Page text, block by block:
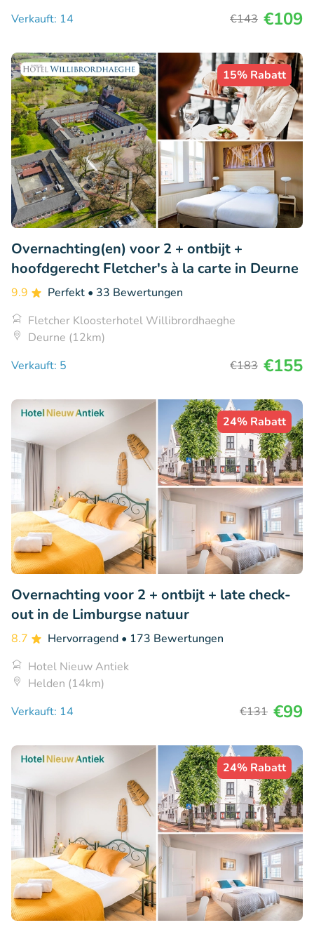
Verkauft: 14
€143 €109
15% Rabatt
Overnachting(en) voor 2 + ontbijt +
hoofdgerecht Fletcher's à la carte in Deurne
9.9 Perfekt • 33 Bewertungen
Fletcher Kloosterhotel Willibrordhaeghe
Deurne (12km)
Verkauft: 5
€183 €155
24% Rabatt
Overnachting voor 2 + ontbijt + late check-
out in de Limburgse natuur
8.7 Hervorragend • 173 Bewertungen
Hotel Nieuw Antiek
Helden (14km)
Verkauft: 14
€131 €99
24% Rabatt